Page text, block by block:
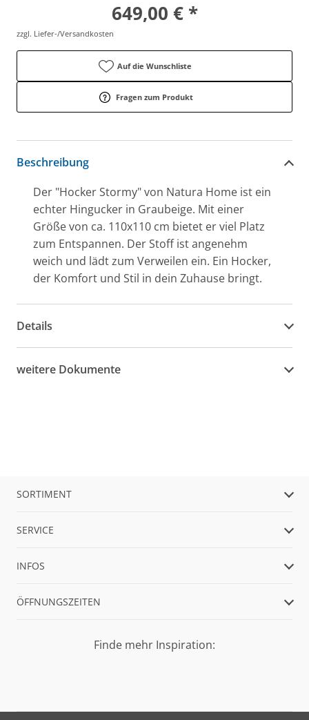
649,00 € *
zzgl. Liefer-/Versandkosten
Auf die Wunschliste
Fragen zum Produkt
Beschreibung
Der "Hocker Stormy" von Natura Home ist ein
echter Hingucker in Graubeige. Mit einer
Größe von ca. 110x110 cm bietet er viel Platz
zum Entspannen. Der Stoff ist angenehm
weich und lädt zum Verweilen ein. Ein Hocker,
der Komfort und Stil in dein Zuhause bringt.
Details
weitere Dokumente
SORTIMENT
SERVICE
INFOS
ÖFFNUNGSZEITEN
Finde mehr Inspiration: